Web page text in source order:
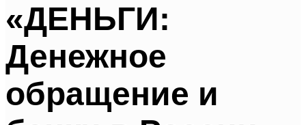
«ДЕНЬГИ:
Денежное
обращение и